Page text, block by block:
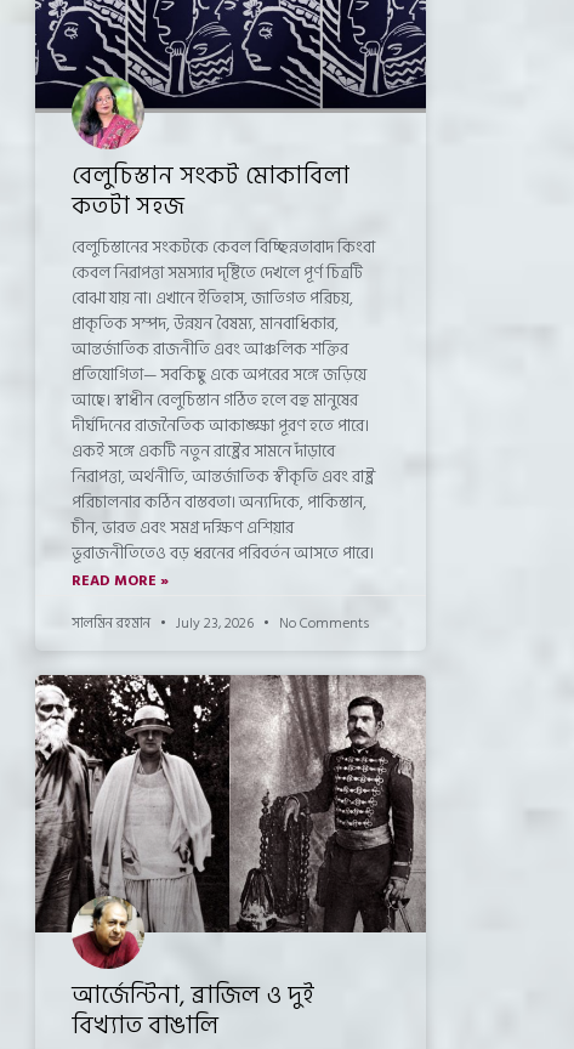
বেলুচিস্তান সংকট মোকাবিলা
কতটা সহজ
বেলুচিস্তানের সংকটকে কেবল বিচ্ছিন্নতাবাদ কিংবা
কেবল নিরাপত্তা সমস্যার দৃষ্টিতে দেখলে পূর্ণ চিত্রটি
বোঝা যায় না। এখানে ইতিহাস, জাতিগত পরিচয়,
প্রাকৃতিক সম্পদ, উন্নয়ন বৈষম্য, মানবাধিকার,
আন্তর্জাতিক রাজনীতি এবং আঞ্চলিক শক্তির
প্রতিযোগিতা— সবকিছু একে অপরের সঙ্গে জড়িয়ে
আছে। স্বাধীন বেলুচিস্তান গঠিত হলে বহু মানুষের
দীর্ঘদিনের রাজনৈতিক আকাঙ্ক্ষা পূরণ হতে পারে।
একই সঙ্গে একটি নতুন রাষ্ট্রের সামনে দাঁড়াবে
নিরাপত্তা, অর্থনীতি, আন্তর্জাতিক স্বীকৃতি এবং রাষ্ট্র
পরিচালনার কঠিন বাস্তবতা। অন্যদিকে, পাকিস্তান,
চীন, ভারত এবং সমগ্র দক্ষিণ এশিয়ার
ভূরাজনীতিতেও বড় ধরনের পরিবর্তন আসতে পারে।
READ MORE »
সালমিন রহমান
July 23, 2026 No Comments
আর্জেন্টিনা, ব্রাজিল ও দুই
বিখ্যাত বাঙালি